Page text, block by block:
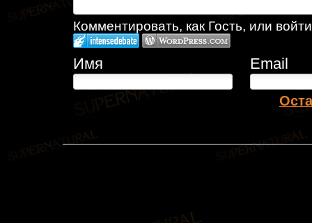
Комментировать, как Гость, или
Имя Email